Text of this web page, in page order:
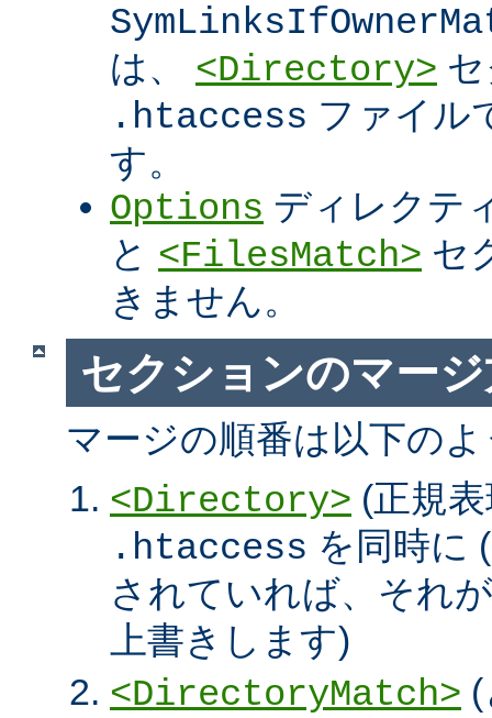
は、 <Directory>
.htaccess ファイル
す。
Options ディレクテ
と <FilesMatch> セ
きません。
セクションのマー
マージの順番は以下の
<Directory> (正規
.htaccess を同時に (
されていれば、それ
上書きします)
<DirectoryMatch>